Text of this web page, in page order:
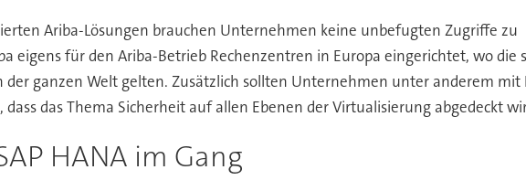
Ariba-Lösungen brauchen Unternehmen keine unbefugten Zugriffe zu
eigens für den Ariba-Betrieb Rechenzentren in Europa eingerichtet, wo
ganzen Welt gelten. Zusätzlich sollten Unternehmen unter anderem
das Thema Sicherheit auf allen Ebenen der Virtualisierung abgedeckt
HANA im Gang